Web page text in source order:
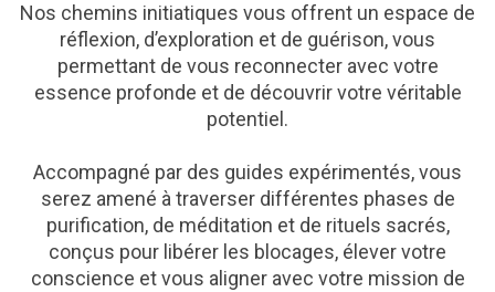
Nos chemins initiatiques vous offrent un espace de
réflexion, d’exploration et de guérison, vous
permettant de vous reconnecter avec votre
essence profonde et de découvrir votre véritable
potentiel.
Accompagné par des guides expérimentés, vous
serez amené à traverser différentes phases de
purification, de méditation et de rituels sacrés,
conçus pour libérer les blocages, élever votre
conscience et vous aligner avec votre mission de